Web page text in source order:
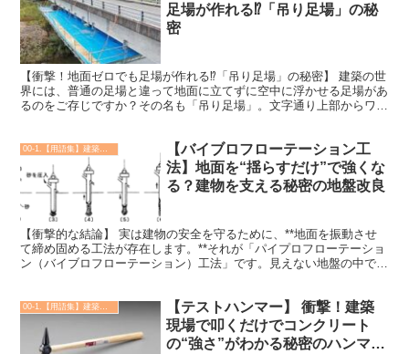
足場が作れる⁉︎「吊り足場」の秘
密
【衝撃！地面ゼロでも足場が作れる⁉︎「吊り足場」の秘密】 建築の世
界には、普通の足場と違って地面に立てずに空中に浮かせる足場があ
るのをご存じですか？その名も「吊り足場」。文字通り上部からワイ
【バイブロフローテーション工
法】地面を“揺らすだけ”で強くな
る？建物を支える秘密の地盤改良
【衝撃的な結論】 実は建物の安全を守るために、**地面を振動させ
て締め固める工法が存在します。**それが「パイプロフローテーショ
ン（バイブロフローテーション）工法」です。見えない地盤の中で、
【テストハンマー】 衝撃！建築
現場で叩くだけでコンクリート
の“強さ”がわかる秘密のハンマ